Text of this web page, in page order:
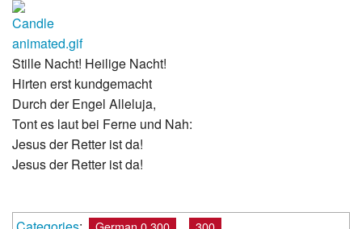
Stille Nacht! Heilige Nacht!
Hirten erst kundgemacht
Durch der Engel Alleluja,
Tont es laut bei Ferne und Nah:
Jesus der Retter ist da!
Jesus der Retter ist da!